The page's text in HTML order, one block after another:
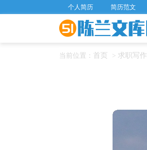
个人简历 简历范文
当前位置： 首页 > 求职写作